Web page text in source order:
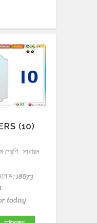
(10)
শ্রেণি সাধারন
18673
today